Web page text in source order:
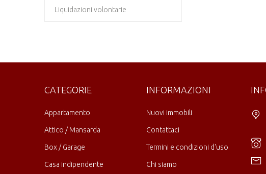
Liquidazioni volontarie
CATEGORIE
Appartamento
Attico / Mansarda
Box / Garage
Casa indipendente
INFORMAZIONI
Nuovi immobili
Contattaci
Termini e condizioni d'uso
Chi siamo